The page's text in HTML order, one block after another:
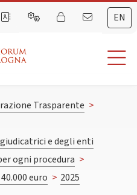
EN
Trasparente >
e degli enti
ogni procedura >
euro > 2025